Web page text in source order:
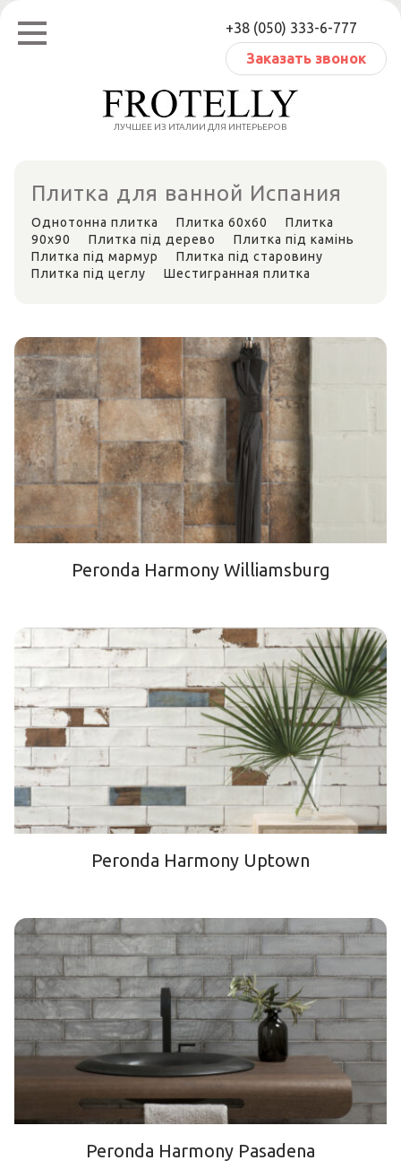
Перейти
содержанию
+38 (050) 333-6-777
Заказать звонок
ЛУЧШЕЕ ИЗ ИТАЛИИ ДЛЯ ИНТЕРЬЕРОВ
Плитка для ванной Испания
Однотонна плитка Плитка 60х60
Плитка
90x90
Плитка під дерево
Плитка під камінь
Плитка під мармур
Плитка під старовину
Плитка під цеглу
Шестигранная плитка
Peronda Harmony Williamsburg
Peronda Harmony Uptown
Peronda Harmony Pasadena